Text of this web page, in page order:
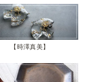
時澤真美